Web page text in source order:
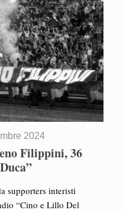
2024
Filippini, 36
supporters interisti
“Cino e Lillo Del